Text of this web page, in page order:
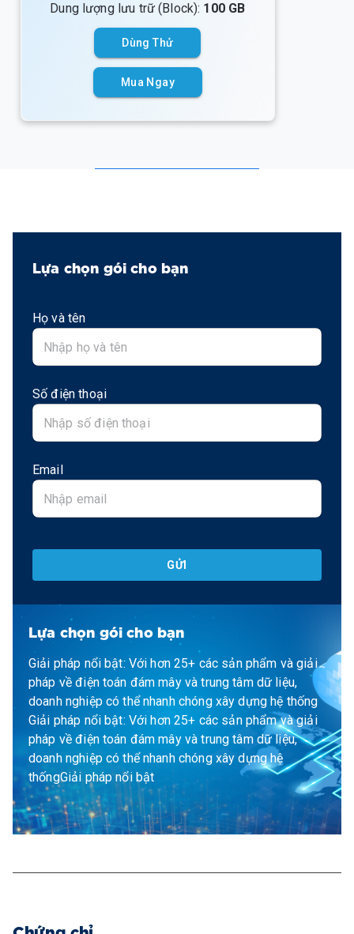
Dung lượng lưu trữ (Block): 100 GB
Dùng Thử
Mua Ngay
Lựa chọn gói cho bạn
Họ và tên
Số điện thoại
Email
GỬI
Lựa chọn gói cho bạn
Giải pháp nổi bật: Với hơn 25+ các sản phẩm và giải
pháp về điện toán đám mây và trung tâm dữ liệu,
doanh nghiệp có thể nhanh chóng xây dựng hệ thống
Giải pháp nổi bật: Với hơn 25+ các sản phẩm và giải
pháp về điện toán đám mây và trung tâm dữ liệu,
doanh nghiệp có thể nhanh chóng xây dựng hệ
thốngGiải pháp nổi bật